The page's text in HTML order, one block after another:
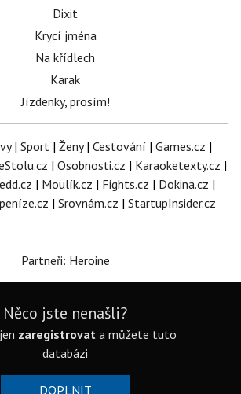
Dixit
Krycí jména
Na křídlech
Karak
Jízdenky, prosím!
| Sport | Ženy| Cestování | Games.cz |
| Osobnosti.cz | Karaoketexty.cz |
| Moulík.cz | Fights.cz | Dokina.cz |
| Srovnám.cz | StartupInsider.cz
Partneři: Heroine
Něco jste nenašli?
zaregistrovat a můžete tuto
databázi
DOPLNIT